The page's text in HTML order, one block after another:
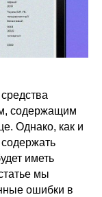
содержащим
Однако, как и
иметь
мы
ошибки в